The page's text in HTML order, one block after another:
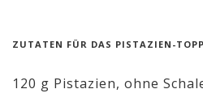
ZUTATEN FÜR DAS PISTAZIEN-
120 g Pistazien, ohne